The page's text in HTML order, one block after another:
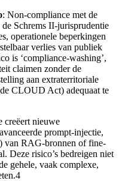
: Non-compliance met de
Schrems II-jurisprudentie
operationele beperkingen
verlies van publiek
is ‘compliance-washing’,
claimen zonder de
aan extraterritoriale
CLOUD Act) adequaat te
creëert nieuwe
prompt-injectie,
van RAG-bronnen of fine-
Deze risico’s bedreigen niet
gehele, vaak complexe,